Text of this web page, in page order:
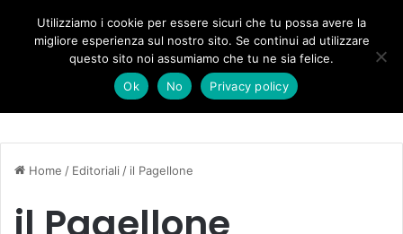
Forza Italia, il legnaghese Donà nella segreteria regionale
Home / Editoriali / il Pagellone
il Pagellone
Utilizziamo i cookie per essere sicuri che tu possa avere la
migliore esperienza sul nostro sito. Se continui ad utilizzare
questo sito noi assumiamo che tu ne sia felice.
Ok
No Privacy policy